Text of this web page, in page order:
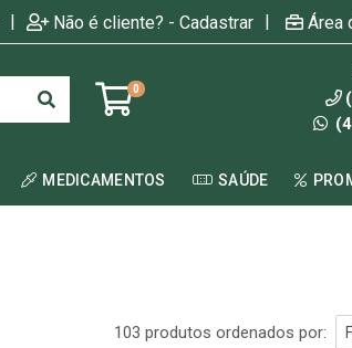
| Não é cliente? - Cadastrar | Área
0
MEDICAMENTOS SAÚDE
103 produtos ordenados por: